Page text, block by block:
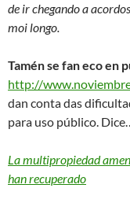
de ir chegando a
moi longo.
Tamén se fan eco en
http://
dan conta das
para uso público.
La multipropiedad
han recuperado